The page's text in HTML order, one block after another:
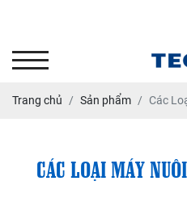
Trang chủ Sản phẩm Các
CÁC LOẠI MÁY